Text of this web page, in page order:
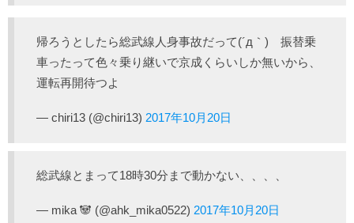
帰ろうとしたら総武線人身事故だって(´д｀) 振替乗
車ったって色々乗り継いで京成くらいしか無いから、
運転再開待つよ
— chiri13 (@chiri13) 2017年10月20日
総武線とまって18時30分まで動かない、、、、
— mika 🐼 (@ahk_mika0522) 2017年10月20日